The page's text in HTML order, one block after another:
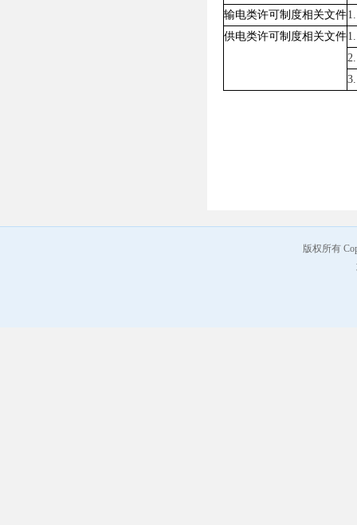
输电类许可制度相关文件
供电类许可制度相关文件
版权所有